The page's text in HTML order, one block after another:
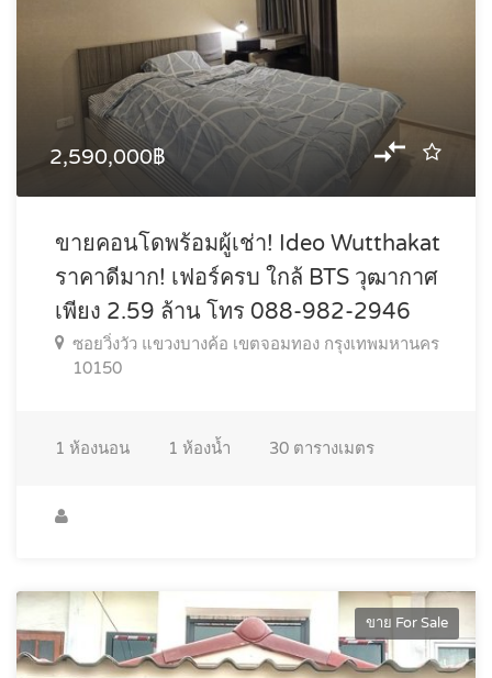
2,590,000฿
ขายคอนโดพร้อมผู้เช่า! Ideo Wutthakat
ราคาดีมาก! เฟอร์ครบ ใกล้ BTS วุฒากาศ
เพียง 2.59 ล้าน โทร 088-982-2946
ซอยวิ่งวัว แขวงบางค้อ เขตจอมทอง กรุงเทพมหานคร
10150
1 ห้องนอน 1 ห้องน้ำ 30 ตารางเมตร
ขาย For Sale